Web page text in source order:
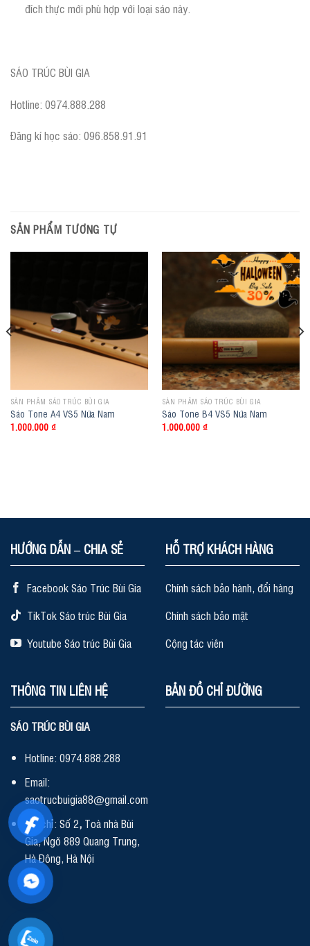
đích thực mới phù hợp với loại sáo này.
SÁO TRÚC BÙI GIA
Hotline: 0974.888.288
Đăng kí học sáo: 096.858.91.91
SẢN PHẨM TƯƠNG TỰ
SẢN PHẨM SÁO TRÚC BÙI GIA
Sáo Tone A4 VS5 Nứa Nam
1.000.000 ₫
SẢN PHẨM SÁO TRÚC BÙI GIA
Sáo Tone B4 VS5 Nứa Nam
1.000.000 ₫
HƯỚNG DẪN – CHIA SẺ
Facebook Sáo Trúc Bùi Gia
TikTok Sáo trúc Bùi Gia
Youtube Sáo trúc Bùi Gia
HỖ TRỢ KHÁCH HÀNG
Chính sách bảo hành, đổi hàng
Chính sách bảo mật
Cộng tác viên
THÔNG TIN LIÊN HỆ
SÁO TRÚC BÙI GIA
Hotline: 0974.888.288
Email:
saotrucbuigia88@gmail.com
Địa chỉ: Số 2, Toà nhà Bùi
Gia, Ngõ 889 Quang Trung,
Hà Đông, Hà Nội
BẢN ĐỒ CHỈ ĐƯỜNG